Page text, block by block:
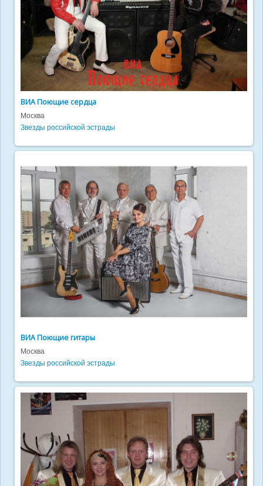
ВИА Поющие сердца
Москва
Звезды российской эстрады
ВИА Поющие гитары
Москва
Звезды российской эстрады